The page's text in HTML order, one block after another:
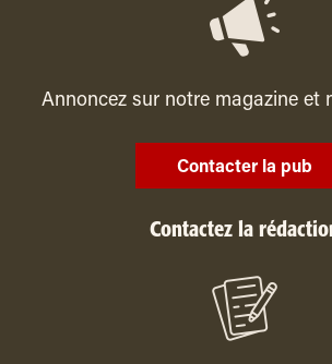
Annoncez sur notre magazine et
Contacter la pub
Contactez la